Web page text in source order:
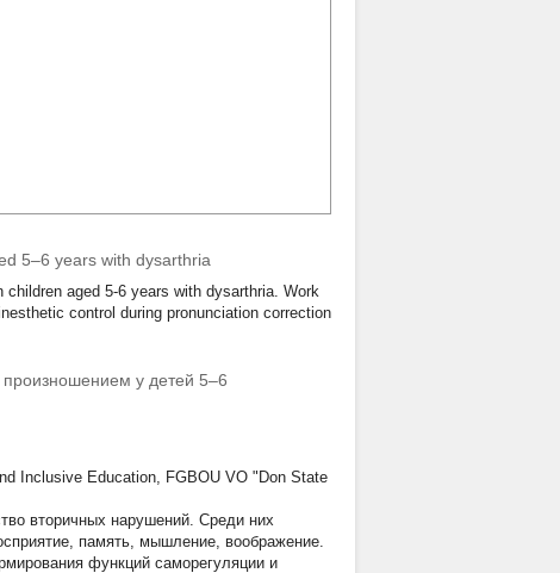
5–6 years with dysarthria
aged 5-6 years with dysarthria. Work
control during pronunciation correction
у детей 5–6
Inclusive Education, FGBOU VO "Don State
вторичных нарушений. Среди них
память, мышление, воображение.
функций саморегуляции и